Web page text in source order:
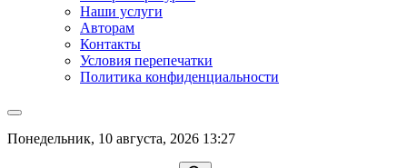
Наши услуги
Авторам
Контакты
Условия перепечатки
Политика конфиденциальности
Понедельник, 10 августа, 2026 13:27